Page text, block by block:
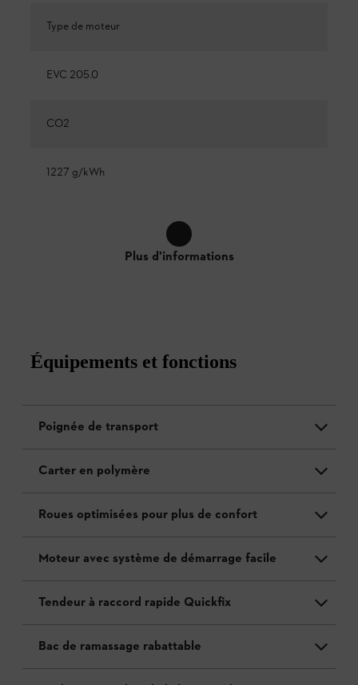
Type de moteur
EVC 205.0
CO2
1227 g/kWh
Plus d'informations
Équipements et fonctions
Poignée de transport
Carter en polymère
Roues optimisées pour plus de confort
Moteur avec système de démarrage facile
Tendeur à raccord rapide Quickfix
Bac de ramassage rabattable